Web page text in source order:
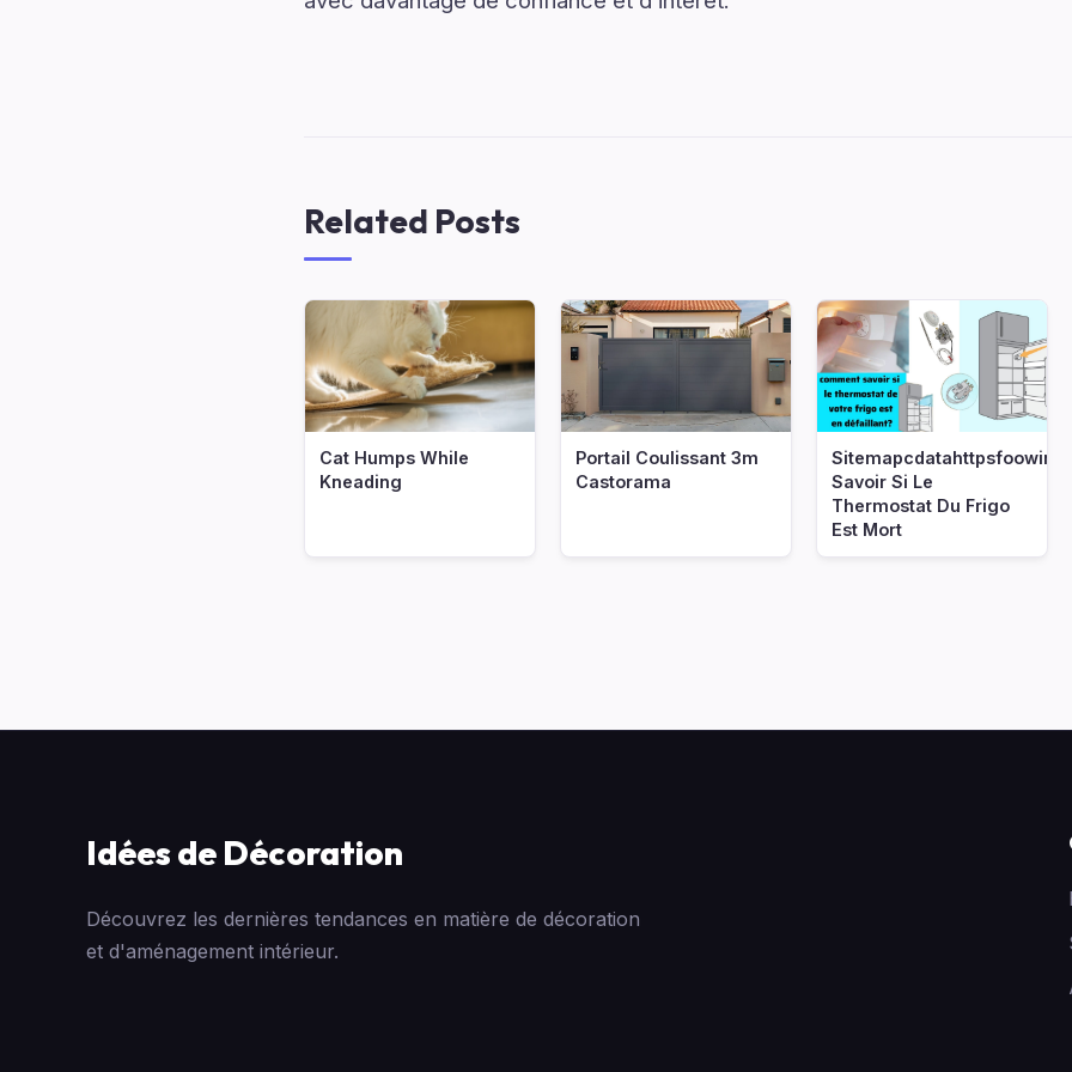
Related Posts
Cat Humps While
Kneading
Portail Coulissant 3m
Castorama
Savoir Si Le
Thermostat Du Frigo
Est Mort
Idées de Décoration
Découvrez les dernières tendances en matière de décoration
et d'aménagement intérieur.